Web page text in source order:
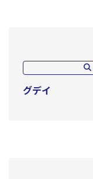
グデイ